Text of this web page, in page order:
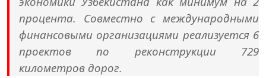
процента. Совместно с международными
финансовыми организациями реализуется 6
проектов по реконструкции 729
километров дорог.